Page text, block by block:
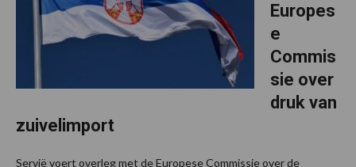
Europes
e
Commis
sie over
druk van
zuivelimport
Servië voert overleg met de Europese Commissie over de